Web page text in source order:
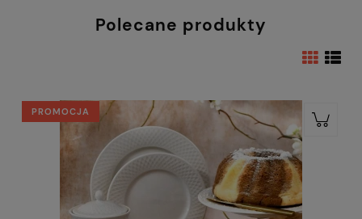
Polecane produkty
PROMOCJA